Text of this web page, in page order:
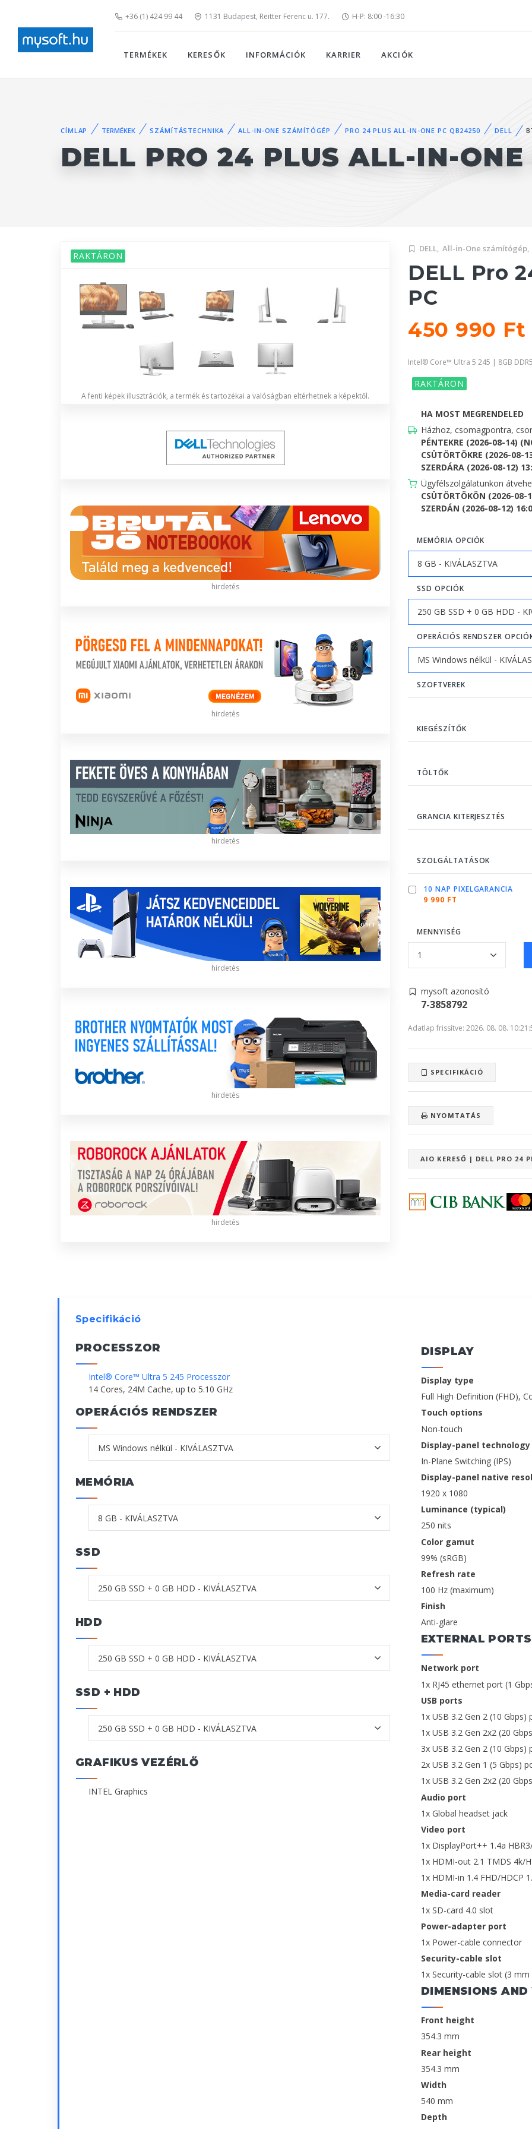
+36 (1) 424 99 44 1131 Budapest, Reitter Ferenc u. 177. H-P: 8:00 -16:30
TERMÉKEK KERESŐK INFORMÁCIÓK KARRIER AKCIÓK
CÍMLAP TERMÉKEK SZÁMÍTÁSTECHNIKA ALL-IN-ONE SZÁMÍTÓGÉP PRO 24 PLUS ALL-IN-ONE PC QB24250 DELL
DELL PRO 24 PLUS ALL-IN-ONE
RAKTÁRON
A fenti képek illusztrációk, a termék és tartozékai a valóságban eltérhetnek a képektől.
hirdetés
hirdetés
hirdetés
hirdetés
hirdetés
hirdetés
DELL, All-in-One számítógép,
DELL Pro
PC
450 990 Ft
Intel® Core™ Ultra 5 245 | 8GB
RAKTÁRON
HA MOST MEGRENDELED
Házhoz, csomagpontra,
PÉNTEKRE (2026-08-14)
CSÜTÖRTÖKRE (2026-08-
SZERDÁRA (2026-08-12)
Ügyfélszolgálatunkon
CSÜTÖRTÖKÖN (2026-
SZERDÁN (2026-08-12)
MEMÓRIA OPCIÓK
SSD OPCIÓK
OPERÁCIÓS RENDSZER
SZOFTVEREK
KIEGÉSZÍTŐK
TÖLTŐK
GRANCIA KITERJESZTÉS
SZOLGÁLTATÁSOK
10 NAP PIXELGARANCIA
9 990 FT
MENNYISÉG
mysoft azonosító
7-3858792
Adatlap frissítve: 2026. 08. 08.
SPECIFIKÁCIÓ
NYOMTATÁS
AIO KERESŐ | DELL PRO 24
Specifikáció
PROCESSZOR
Intel® Core™ Ultra 5 245 Processzor
14 Cores, 24M Cache, up to 5.10 GHz
OPERÁCIÓS RENDSZER
MEMÓRIA
SSD
HDD
SSD + HDD
GRAFIKUS VEZÉRLŐ
INTEL Graphics
DISPLAY
Display type
Full High Definition (FHD),
Touch options
Non-touch
Display-panel technology
In-Plane Switching (IPS)
Display-panel native
1920 x 1080
Luminance (typical)
250 nits
Color gamut
99% (sRGB)
Refresh rate
100 Hz (maximum)
Finish
Anti-glare
EXTERNAL PORTS
Network port
1x RJ45 ethernet port (1
USB ports
1x USB 3.2 Gen 2 (10
1x USB 3.2 Gen 2x2 (20
3x USB 3.2 Gen 2 (10 Gbps)
2x USB 3.2 Gen 1 (5 Gbps)
1x USB 3.2 Gen 2x2 (20
Audio port
1x Global headset jack
Video port
1x DisplayPort++ 1.4a
1x HDMI-out 2.1 TMDS 4k/
1x HDMI-in 1.4 FHD/HDCP
Media-card reader
1x SD-card 4.0 slot
Power-adapter port
1x Power-cable connector
Security-cable slot
1x Security-cable slot (3
DIMENSIONS
Front height
354.3 mm
Rear height
354.3 mm
Width
540 mm
Depth